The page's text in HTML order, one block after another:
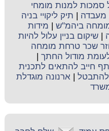
למנות מומחי
מעבדה
תיק ליקויי בניה
ביהמ"ש
מידות
|שיקום בניין עלול להיות
שכר טרחת מומחה
מודול החתך
חייב להתאים לתכנית
|ארנונה מוגדלת